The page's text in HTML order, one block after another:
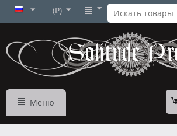
(₽)
Меню